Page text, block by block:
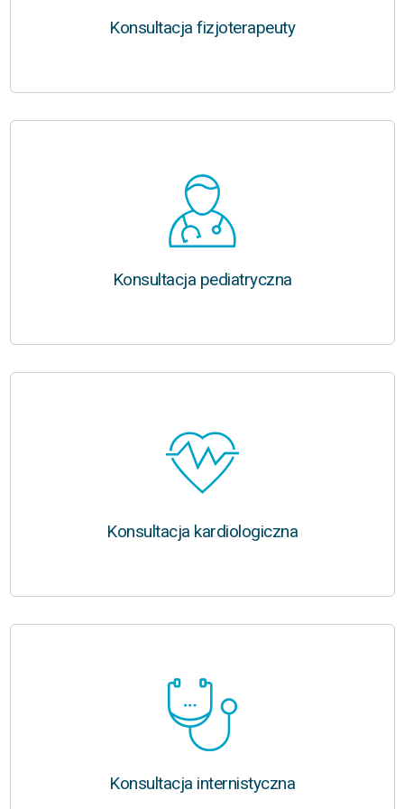
Konsultacja fizjoterapeuty
Konsultacja pediatryczna
Konsultacja kardiologiczna
Konsultacja internistyczna